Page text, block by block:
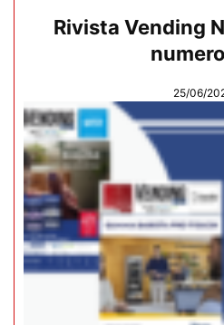
Rivista Vending
25/06/